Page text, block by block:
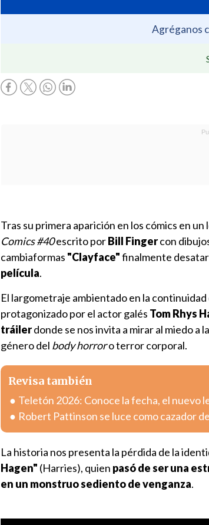
Agréganos
Tras su primera aparición en los cómics en
Comics #40escrito porBill Fingercon
cambiaformas "Clayface"finalmente
película.
El largometraje ambientado en la
protagonizado por el actor galés Tom Rhys
tráilerdonde se nos invita a mirar al miedo a
género del body horroro terror corporal.
Revisa también
Teletón 2026: Conoce la fecha, el nuevo
Robert Pattinson se luce como cazador
La historia nos presenta la pérdida de la
Hagen" (Harries), quien pasó de ser una
en un monstruo sediento de venganza.